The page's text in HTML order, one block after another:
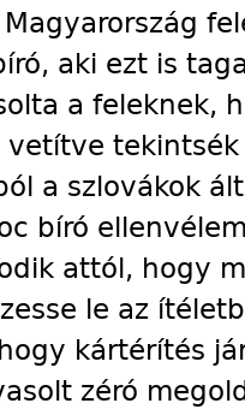
aki ezt is
a feleknek,
a szlovákok
bíró
attól, hogy
le az
kártérítés
zéró